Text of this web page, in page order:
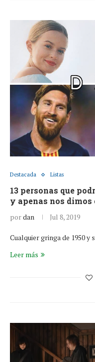
Destacada Listas
13 personas que
y apenas nos dimos
pordan Jul 8, 2019
Cualquier gringa de 1950
Leer más